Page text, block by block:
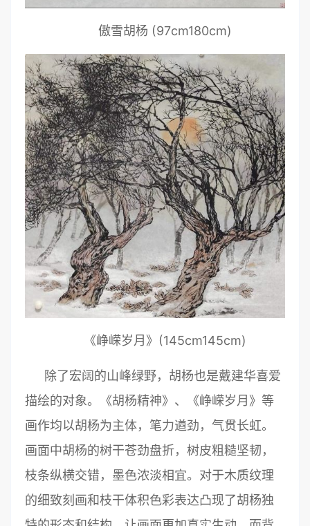
傲雪胡杨 (97cm180cm)
《峥嵘岁月》(145cm145cm)
除了宏阔的山峰绿野，胡杨也是戴建华喜爱
描绘的对象。《胡杨精神》、《峥嵘岁月》等
画作均以胡杨为主体，笔力遒劲，气贯长虹。
画面中胡杨的树干苍劲盘折，树皮粗糙坚韧，
枝条纵横交错，墨色浓淡相宜。对于木质纹理
的细致刻画和枝干体积色彩表达凸现了胡杨独